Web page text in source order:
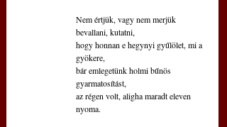
Nem értjük, vagy nem merjük
bevallani, kutatni,
hogy honnan e hegynyi gyűlölet, mi a
gyökere,
bár emlegetünk holmi bűnös
gyarmatosítást,
az régen volt, aligha maradt eleven
nyoma.